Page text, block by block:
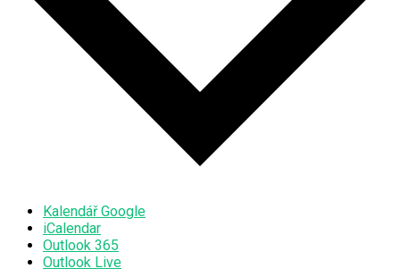
Kalendář Google
iCalendar
Outlook 365
Outlook Live